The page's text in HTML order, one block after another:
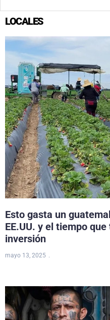
LOCALES
Esto gasta un
EE.UU. y el tiempo
inversión
mayo 13, 2025